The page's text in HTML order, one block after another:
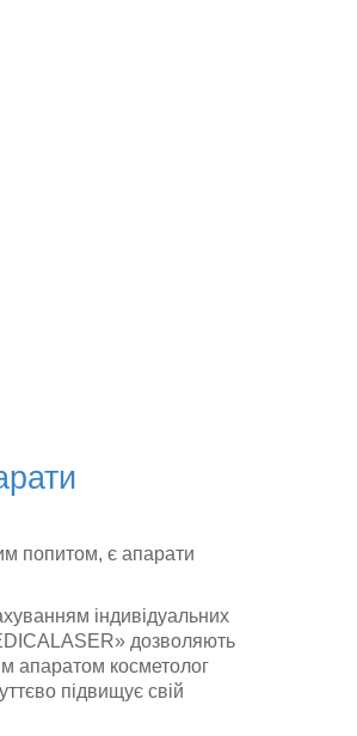
попитом, є апарати
індивідуальних
дозволяють
апаратом косметолог
підвищує свій